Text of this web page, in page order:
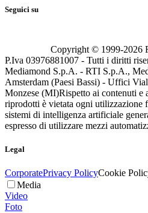
Seguici su
Copyright © 1999-2026
P.Iva 03976881007 - Tutti i diritti
Mediamond S.p.A. - RTI S.p.A.,
Amsterdam (Paesi Bassi) - Uffici
Monzese (MI)Rispetto ai contenuti e
riprodotti è vietata ogni utilizzazione
sistemi di intelligenza artificiale
espresso di utilizzare mezzi
Legal
CorporatePrivacy PolicyCookie
Media
Video
Foto